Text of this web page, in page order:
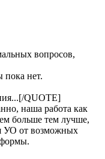
вопросов,
пока нет.
QUOTE]
наша работа как
больше тем лучше,
УО от возможных